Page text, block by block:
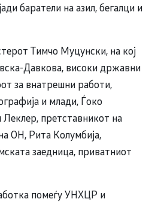
баратели на азил, бегалци и
Тимчо Муцунски, на кој
Давкова, високи државни
за внатрешни работи,
и млади, Ѓоко
претставникот на
ОН, Рита Колумбија,
заедница, приватниот
помеѓу УНХЦР и